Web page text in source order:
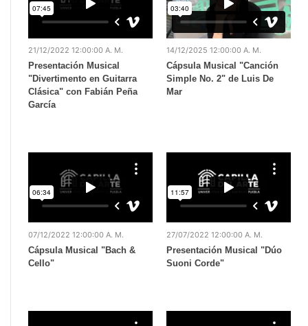
21/12/2022 12:00:00 A. M.
Presentación Musical
"Divertimento en Guitarra
Clásica" con Fabián Peña
García
14/12/2025 12:00:00 A. M.
Cápsula Musical "Canción
Simple No. 2" de Luis De
Mar
07/12/2022 12:00:00 A. M.
Cápsula Musical "Bach &
Cello"
27/07/2022 12:00:00 A. M.
Presentación Musical "Dúo
Suoni Corde"